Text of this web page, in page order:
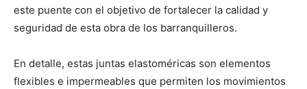
este puente con el objetivo de fortalecer la calidad y
seguridad de esta obra de los barranquilleros.
En detalle, estas juntas elastoméricas son elementos
flexibles e impermeables que permiten los movimientos